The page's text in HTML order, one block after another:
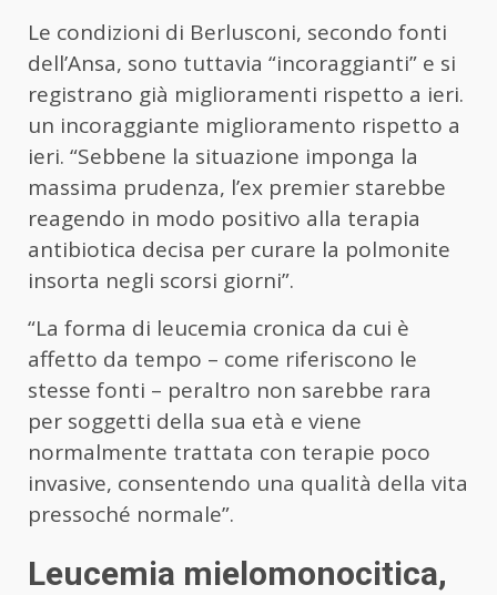
Le condizioni di Berlusconi, secondo fonti
dell’Ansa, sono tuttavia “incoraggianti” e si
registrano già miglioramenti rispetto a ieri.
un incoraggiante miglioramento rispetto a
ieri. “Sebbene la situazione imponga la
massima prudenza, l’ex premier starebbe
reagendo in modo positivo alla terapia
antibiotica decisa per curare la polmonite
insorta negli scorsi giorni”.
“La forma di leucemia cronica da cui è
affetto da tempo – come riferiscono le
stesse fonti – peraltro non sarebbe rara
per soggetti della sua età e viene
normalmente trattata con terapie poco
invasive, consentendo una qualità della vita
pressoché normale”.
Leucemia mielomonocitica,